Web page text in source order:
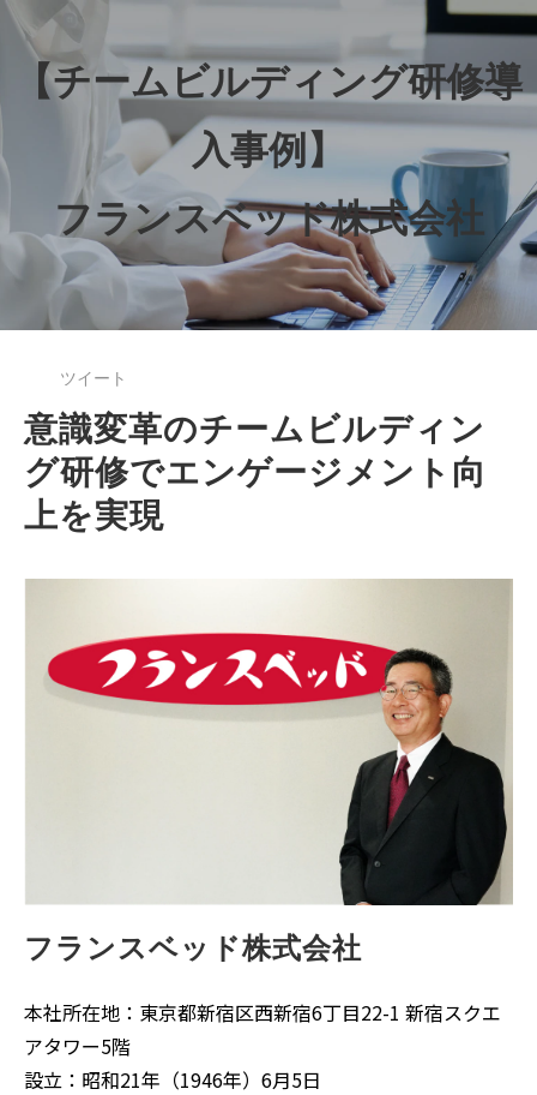
【チームビルディング研修導
入事例】
フランスベッド株式会社
ツイート
意識変革のチームビルディン
グ研修でエンゲージメント向
上を実現
フランスベッド株式会社
本社所在地：東京都新宿区西新宿6丁目22-1 新宿スクエ
アタワー5階
設立：昭和21年（1946年）6月5日